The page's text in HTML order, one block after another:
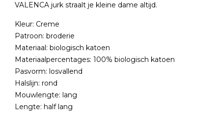
VALENCA jurk straalt je kleine dame altijd.
Kleur: Creme
Patroon: broderie
Materiaal: biologisch katoen
Materiaalpercentages: 100% biologisch katoen
Pasvorm: losvallend
Halslijn: rond
Mouwlengte: lang
Lengte: half lang